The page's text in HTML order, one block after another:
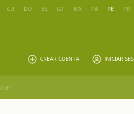
CU DO ES GT MX PA PE PR
CREAR CUENTA INICIAR